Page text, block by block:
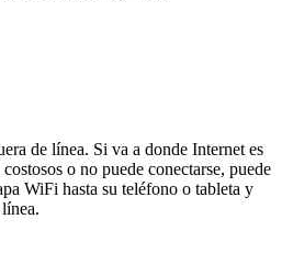
de línea. Si va a donde Internet es
o no puede conectarse, puede
WiFi hasta su teléfono o tableta y